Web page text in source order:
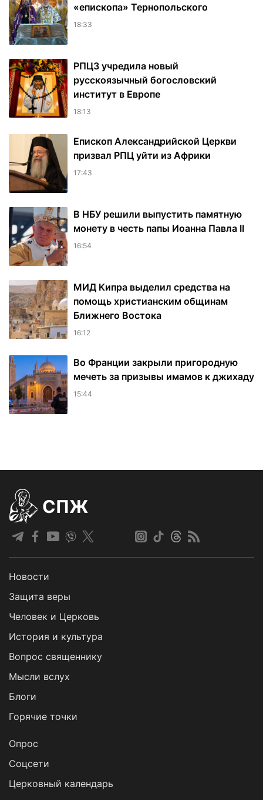
«епископа» Тернопольского
18:33
РПЦЗ учредила новый
русскоязычный богословский
институт в Европе
18:13
Епископ Александрийской Церкви
призвал РПЦ уйти из Африки
17:43
В НБУ решили выпустить памятную
монету в честь папы Иоанна Павла II
16:54
МИД Кипра выделил средства на
помощь христианским общинам
Ближнего Востока
16:12
Во Франции закрыли пригородную
мечеть за призывы имамов к джихаду
15:44
СПЖ
Новости
Защита веры
Человек и Церковь
История и культура
Вопрос священнику
Мысли вслух
Блоги
Горячие точки
Опрос
Cоцсети
Церковный календарь